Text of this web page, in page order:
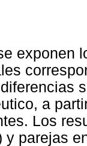
exponen
a
Los
y parejas